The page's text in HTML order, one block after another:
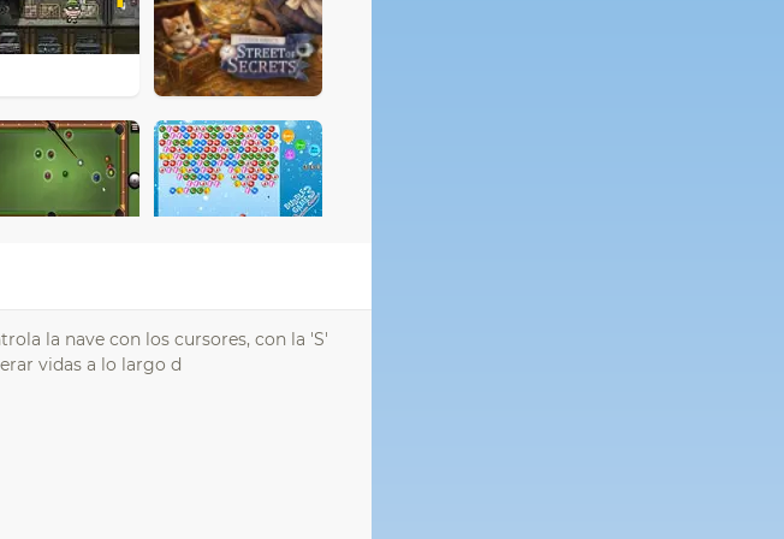
la nave con los cursores, con la 'S'
vidas a lo largo d